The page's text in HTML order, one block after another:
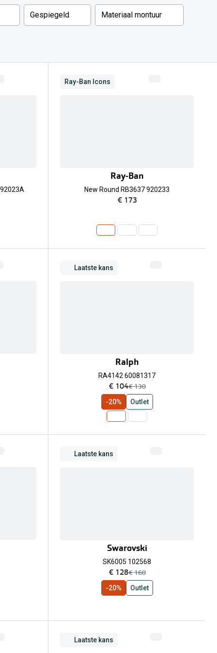
Gespiegeld Materiaal montuur
Ray-Ban Icons
Ray-Ban
New Round RB3637 920233
€ 173
Laatste kans
Ralph
RA4142 60081317
nu:
€ 104was:
€ 130
-20% Outlet
Laatste kans
Swarovski
SK6005 102568
nu:
€ 128was:
€ 160
-20% Outlet
Laatste kans